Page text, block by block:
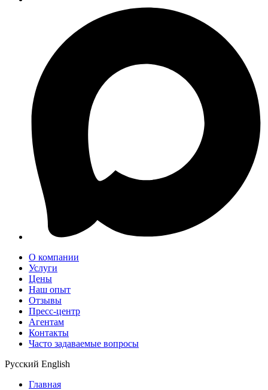
О компании
Услуги
Цены
Наш опыт
Отзывы
Пресс-центр
Агентам
Контакты
Часто задаваемые вопросы
Русский English
Главная